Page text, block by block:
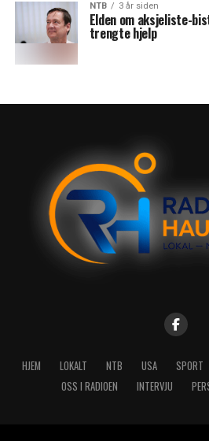
NTB 3 år siden
Elden om aksjeliste-
trengte hjelp
HJEM LOKALT NTB USA SPORT
OSS I RADIOEN
INTERVJU